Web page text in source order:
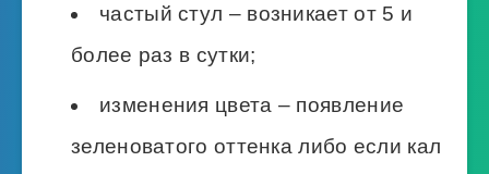
частый стул – возникает от 5 и
более раз в сутки;
изменения цвета – появление
зеленоватого оттенка либо если кал